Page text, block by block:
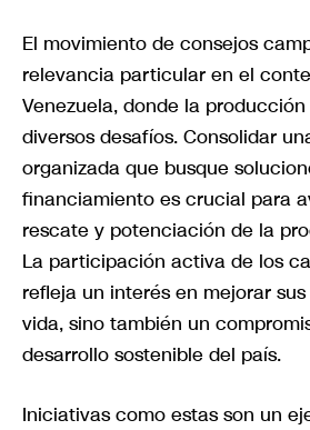
El movimiento de consejos
relevancia particular en el
Venezuela, donde la
diversos desafíos. Consolidar
organizada que busque
financiamiento es crucial para
rescate y potenciación de la
La participación activa de los
refleja un interés en mejorar
vida, sino también un
desarrollo sostenible del país.
Iniciativas como estas son un